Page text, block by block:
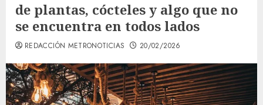
de plantas, cócteles y algo que no
se encuentra en todos lados
REDACCIÓN METRONOTICIAS 20/02/2026